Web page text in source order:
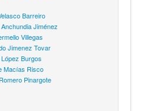
Barreiro
Jiménez
Villegas
Jimenez Tovar
Burgos
Macías Risco
Pinargote